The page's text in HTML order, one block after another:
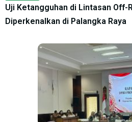
Uji Ketangguhan di Lintasan Off-
Diperkenalkan di Palangka Raya